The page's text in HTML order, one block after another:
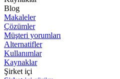
Blog
Makaleler
Çözümler
Müşteri yorumları
Alternatifler
Kullanımlar
Kaynaklar
Şirket içi